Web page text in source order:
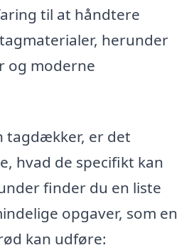
til at håndtere
herunder
og moderne
tagdækker, er det
hvad de specifikt kan
finder du en liste
opgaver, som en
kan udføre: